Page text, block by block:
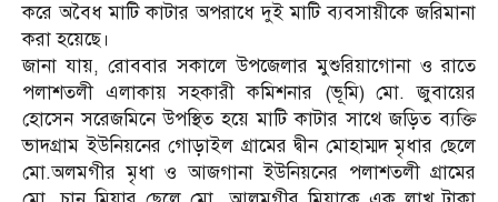
করে অবৈধ মাটি কাটার অপরাধে দুই মাটি ব্যবসায়ীকে জরিমানা
করা হয়েছে।
জানা যায়, রোববার সকালে উপজেলার মুশুরিয়াগোনা ও রাতে
পলাশতলী এলাকায় সহকারী কমিশনার (ভূমি) মো. জুবায়ের
হোসেন সরেজমিনে উপস্থিত হয়ে মাটি কাটার সাথে জড়িত ব্যক্তি
ভাদগ্রাম ইউনিয়নের গোড়াইল গ্রামের দ্বীন মোহাম্মদ মৃধার ছেলে
মো.অলমগীর মৃধা ও আজগানা ইউনিয়নের পলাশতলী গ্রামের